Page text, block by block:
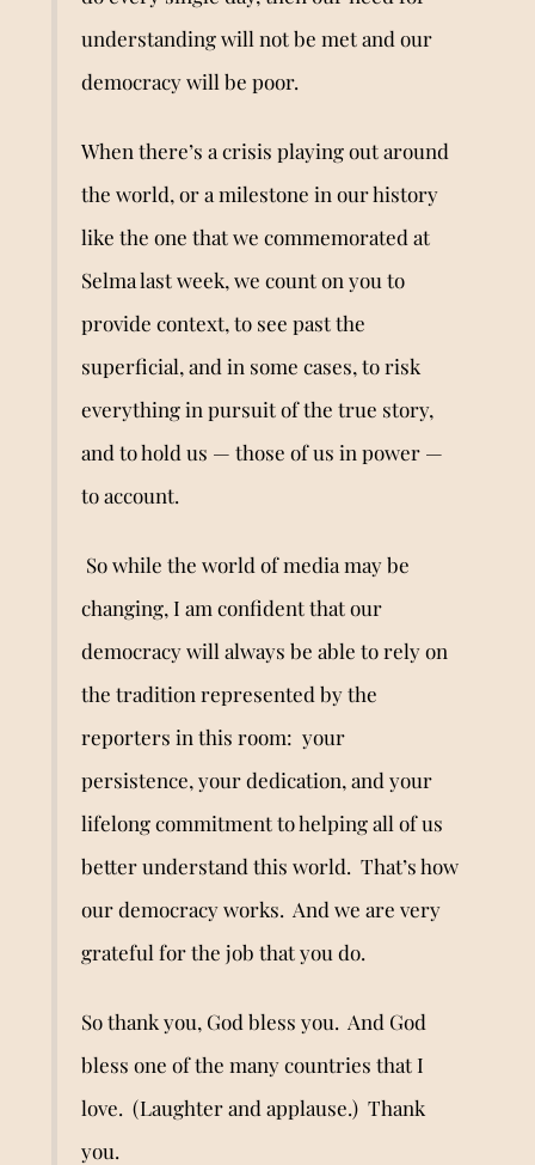
understanding will not be met and our
democracy will be poor.
When there’s a crisis playing out around
the world, or a milestone in our history
like the one that we commemorated at
Selma last week, we count on you to
provide context, to see past the
superficial, and in some cases, to risk
everything in pursuit of the true story,
and to hold us — those of us in power —
to account.
So while the world of media may be
changing, I am confident that our
democracy will always be able to rely on
the tradition represented by the
reporters in this room: your
persistence, your dedication, and your
lifelong commitment to helping all of us
better understand this world. That’s how
our democracy works. And we are very
grateful for the job that you do.
So thank you, God bless you. And God
bless one of the many countries that I
love. (Laughter and applause.) Thank
you.